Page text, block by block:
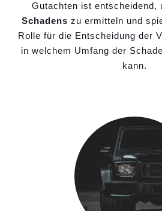
Gutachten ist entscheidend,
Schadens zu ermitteln und
Rolle für die Entscheidung der
in welchem Umfang der
kann.